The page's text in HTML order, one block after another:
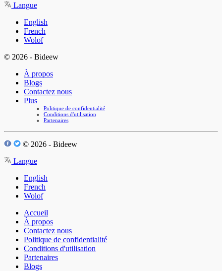
Langue
English
French
Wolof
© 2026 - Bideew
À propos
Blogs
Contactez nous
Plus
Politique de confidentialité
Conditions d'utilisation
Partenaires
© 2026 - Bideew
Langue
English
French
Wolof
Accueil
À propos
Contactez nous
Politique de confidentialité
Conditions d'utilisation
Partenaires
Blogs